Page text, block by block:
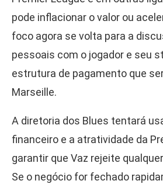
pode inflacionar o valor ou
foco agora se volta para a
pessoais com o jogador e seu
estrutura de pagamento que
Marseille.
A diretoria dos Blues tentará
financeiro e a atratividade da
garantir que Vaz rejeite
Se o negócio for fechado